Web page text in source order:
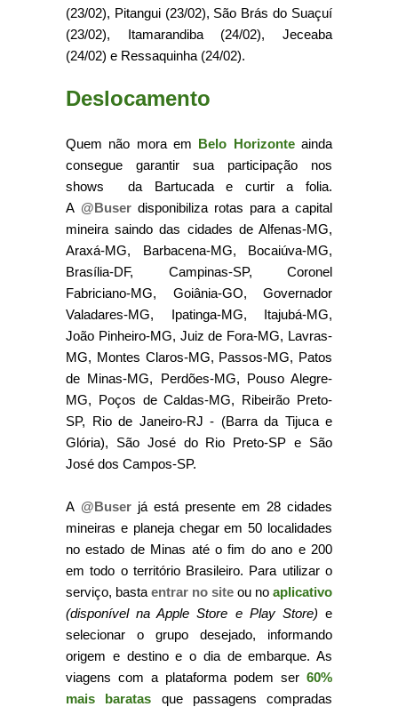
(23/02), Pitangui (23/02), São Brás do Suaçuí
(23/02), Itamarandiba (24/02), Jeceaba
(24/02) e Ressaquinha (24/02).
Deslocamento
Quem não mora em Belo Horizonteainda
consegue garantir sua participação nos
shows da Bartucada e curtir a folia.
A @Buser disponibiliza rotas para a capital
mineira saindo das cidades de Alfenas-MG,
Araxá-MG, Barbacena-MG, Bocaiúva-MG,
Brasília-DF, Campinas-SP, Coronel
Fabriciano-MG, Goiânia-GO, Governador
Valadares-MG, Ipatinga-MG, Itajubá-MG,
João Pinheiro-MG, Juiz de Fora-MG, Lavras-
MG, Montes Claros-MG, Passos-MG, Patos
de Minas-MG, Perdões-MG, Pouso Alegre-
MG, Poços de Caldas-MG, Ribeirão Preto-
SP, Rio de Janeiro-RJ - (Barra da Tijuca e
Glória), São José do Rio Preto-SP e São
José dos Campos-SP.
A @Buser já está presente em 28 cidades
mineiras e planeja chegar em 50 localidades
no estado de Minas até o fim do ano e 200
em todo o território Brasileiro. Para utilizar o
serviço, basta entrar no site ou no aplicativo
(disponível na Apple Store e Play Store) e
selecionar o grupo desejado, informando
origem e destino e o dia de embarque. As
viagens com a plataforma podem ser 60%
mais baratas que passagens compradas